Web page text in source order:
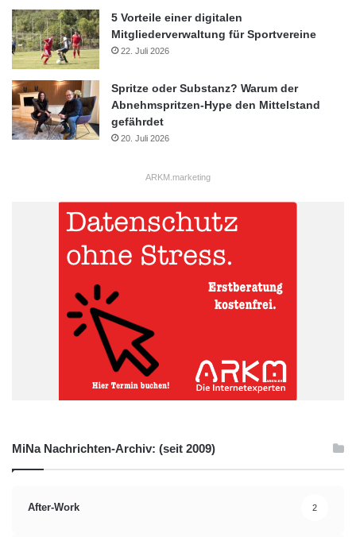
5 Vorteile einer digitalen
Mitgliederverwaltung für Sportvereine
22. Juli 2026
Spritze oder Substanz? Warum der
Abnehmspritzen-Hype den Mittelstand
gefährdet
20. Juli 2026
ARKM.marketing
MiNa Nachrichten-Archiv: (seit 2009)
After-Work 2